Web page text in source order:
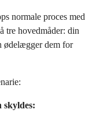
normale proces med
tre hovedmåder: din
ødelægger dem for
skyldes: